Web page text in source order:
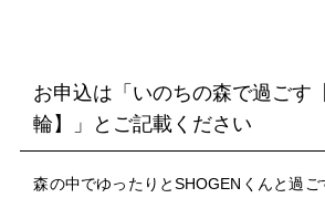
お申込は「いのちの森で過ごす
輪】」とご記載ください
森の中でゆったりとSHOGENくんと過